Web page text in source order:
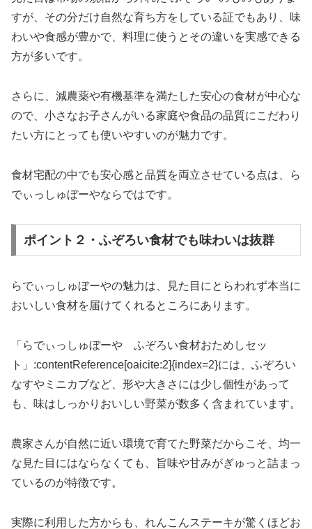
すが、その分だけ自然な育ち方をしている証でもあり、味
わいや食感が豊かで、料理に使うとその違いを実感できる
方が多いです。
さらに、減農薬や有機基準を満たした安心の食材が中心な
ので、小さなお子さんがいる家庭や食品の品質にこだわり
たい方にとっても使いやすいのが魅力です。
食材宅配の中でも安心感と品質を両立させている点は、ら
でぃっしゅぼーやならではです。
ポイント２・ふぞろい食材でも味わいは抜群
らでぃっしゅぼーやの魅力は、見た目にとらわれず本当に
おいしい食材を届けてくれるところにあります。
「らでぃっしゅぼーや ふぞろい食材おためしセッ
ト」:contentReference[oaicite:2]{index=2}には、ふぞろい
なすやミニカブなど、形や大きさには少し個性があって
も、味はしっかりおいしい野菜が数多く含まれています。
農家さんが自然に近い環境で育てた野菜だからこそ、均一
な見た目にはならなくても、旨味や甘みがぎゅっと詰まっ
ているのが特徴です。
実際に利用した方からも、れんこんステーキが驚くほどお